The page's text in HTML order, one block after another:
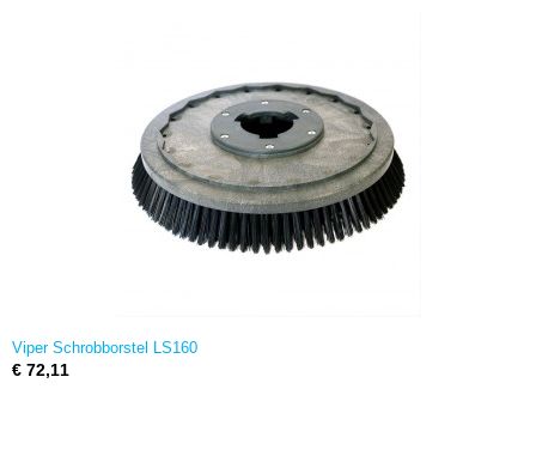
Viper Schrobborstel LS160
€ 72,11